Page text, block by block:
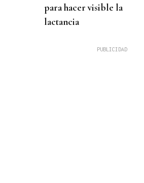
para hacer visible la
lactancia